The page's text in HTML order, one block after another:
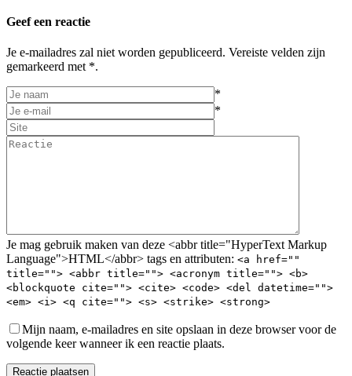
Geef een reactie
Je e-mailadres zal niet worden gepubliceerd. Vereiste velden zijn
gemarkeerd met *.
*
*
Je mag gebruik maken van deze <abbr title="HyperText Markup
Language">HTML</abbr> tags en attributen: <a href=""
title=""> <abbr title=""> <acronym title=""> <b>
<blockquote cite=""> <cite> <code> <del datetime="">
<em> <i> <q cite=""> <s> <strike> <strong>
Mijn naam, e-mailadres en site opslaan in deze browser voor de
volgende keer wanneer ik een reactie plaats.
Reactie plaatsen